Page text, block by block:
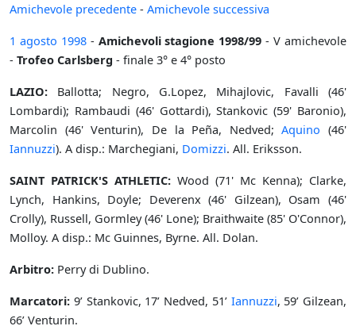
Amichevole precedente - Amichevole successiva
1 agosto 1998- Amichevoli stagione 1998/99 - V amichevole
- Trofeo Carlsberg - finale 3° e 4° posto
LAZIO: Ballotta; Negro, G.Lopez, Mihajlovic, Favalli (46'
Lombardi); Rambaudi (46' Gottardi), Stankovic (59' Baronio),
Marcolin (46' Venturin), De la Peña, Nedved;Aquino (46'
Iannuzzi). A disp.: Marchegiani, Domizzi. All. Eriksson.
SAINT PATRICK'S ATHLETIC: Wood (71' Mc Kenna); Clarke,
Lynch, Hankins, Doyle; Deverenx (46' Gilzean), Osam (46'
Crolly), Russell, Gormley (46' Lone); Braithwaite (85' O'Connor),
Molloy. A disp.: Mc Guinnes, Byrne. All. Dolan.
Arbitro: Perry di Dublino.
Marcatori: 9’ Stankovic, 17’ Nedved, 51’ Iannuzzi, 59’ Gilzean,
66’ Venturin.